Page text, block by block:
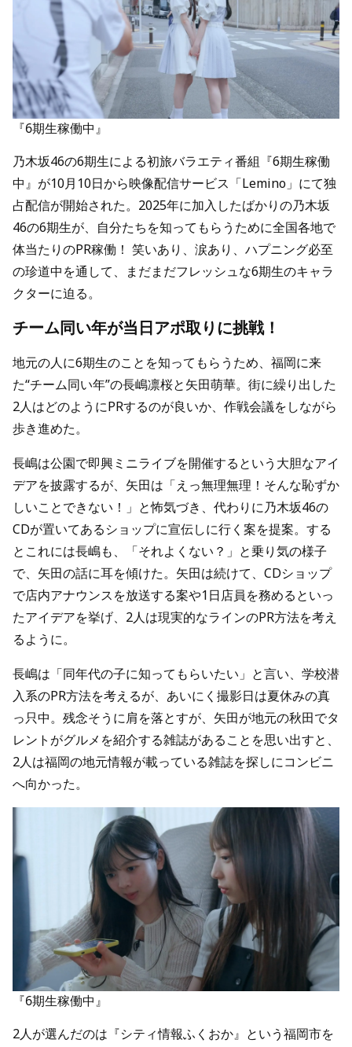
『6期生稼働中』
乃木坂46の6期生による初旅バラエティ番組『6期生稼働
中』が10月10日から映像配信サービス「Lemino」にて独
占配信が開始された。2025年に加入したばかりの乃木坂
46の6期生が、自分たちを知ってもらうために全国各地で
体当たりのPR稼働！ 笑いあり、涙あり、ハプニング必至
の珍道中を通して、まだまだフレッシュな6期生のキャラ
クターに迫る。
チーム同い年が当日アポ取りに挑戦！
地元の人に6期生のことを知ってもらうため、福岡に来
た“チーム同い年”の長嶋凛桜と矢田萌華。街に繰り出した
2人はどのようにPRするのが良いか、作戦会議をしながら
歩き進めた。
長嶋は公園で即興ミニライブを開催するという大胆なアイ
デアを披露するが、矢田は「えっ無理無理！そんな恥ずか
しいことできない！」と怖気づき、代わりに乃木坂46の
CDが置いてあるショップに宣伝しに行く案を提案。する
とこれには長嶋も、「それよくない？」と乗り気の様子
で、矢田の話に耳を傾けた。矢田は続けて、CDショップ
で店内アナウンスを放送する案や1日店員を務めるといっ
たアイデアを挙げ、2人は現実的なラインのPR方法を考え
るように。
長嶋は「同年代の子に知ってもらいたい」と言い、学校潜
入系のPR方法を考えるが、あいにく撮影日は夏休みの真
っ只中。残念そうに肩を落とすが、矢田が地元の秋田でタ
レントがグルメを紹介する雑誌があることを思い出すと、
2人は福岡の地元情報が載っている雑誌を探しにコンビニ
へ向かった。
『6期生稼働中』
2人が選んだのは『シティ情報ふくおか』という福岡市を